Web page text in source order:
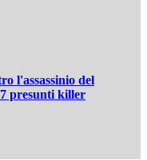
l'assassinio del
presunti killer